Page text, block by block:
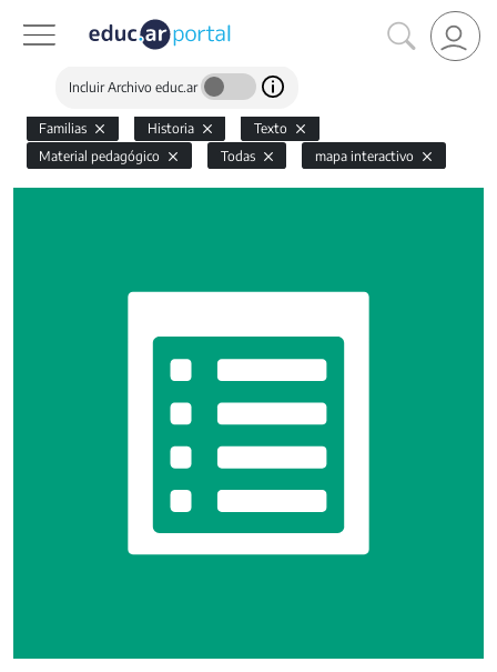
Incluir Archivo educ.ar
Familias Historia
Texto
Material pedagógico
Todas mapa interactivo